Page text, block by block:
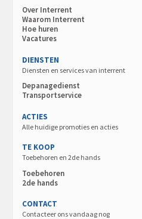
Over Interrent
Waarom Interrent
Hoe huren
Vacatures
DIENSTEN
Diensten en services van interrent
Depanagedienst
Transportservice
ACTIES
Alle huidige promoties en acties
TE KOOP
Toebehoren en 2de hands
Toebehoren
2de hands
CONTACT
Contacteer ons vandaag nog